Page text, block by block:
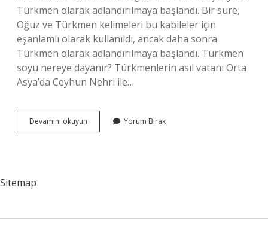
Türkmen olarak adlandırılmaya başlandı. Bir süre,
Oğuz ve Türkmen kelimeleri bu kabileler için
eşanlamlı olarak kullanıldı, ancak daha sonra
Türkmen olarak adlandırılmaya başlandı. Türkmen
soyu nereye dayanır? Türkmenlerin asıl vatanı Orta
Asya’da Ceyhun Nehri ile…
Devamını okuyun Türkmen
Kimlere
Yorum Bırak
Sitemap